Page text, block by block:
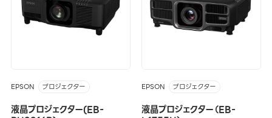
EPSON プロジェクター
液晶プロジェクター(EB-
EPSON プロジェクター
液晶プロジェクター（EB-